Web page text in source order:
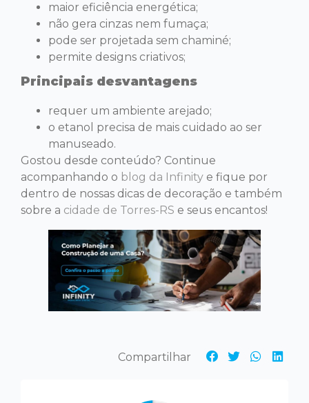
maior eficiência energética;
não gera cinzas nem fumaça;
pode ser projetada sem chaminé;
permite designs criativos;
Principais desvantagens
requer um ambiente arejado;
o etanol precisa de mais cuidado ao ser
manuseado.
Gostou desde conteúdo? Continue
acompanhando o blog da Infinity e fique por
dentro de nossas dicas de decoração e também
sobre a cidade de Torres-RS e seus encantos!